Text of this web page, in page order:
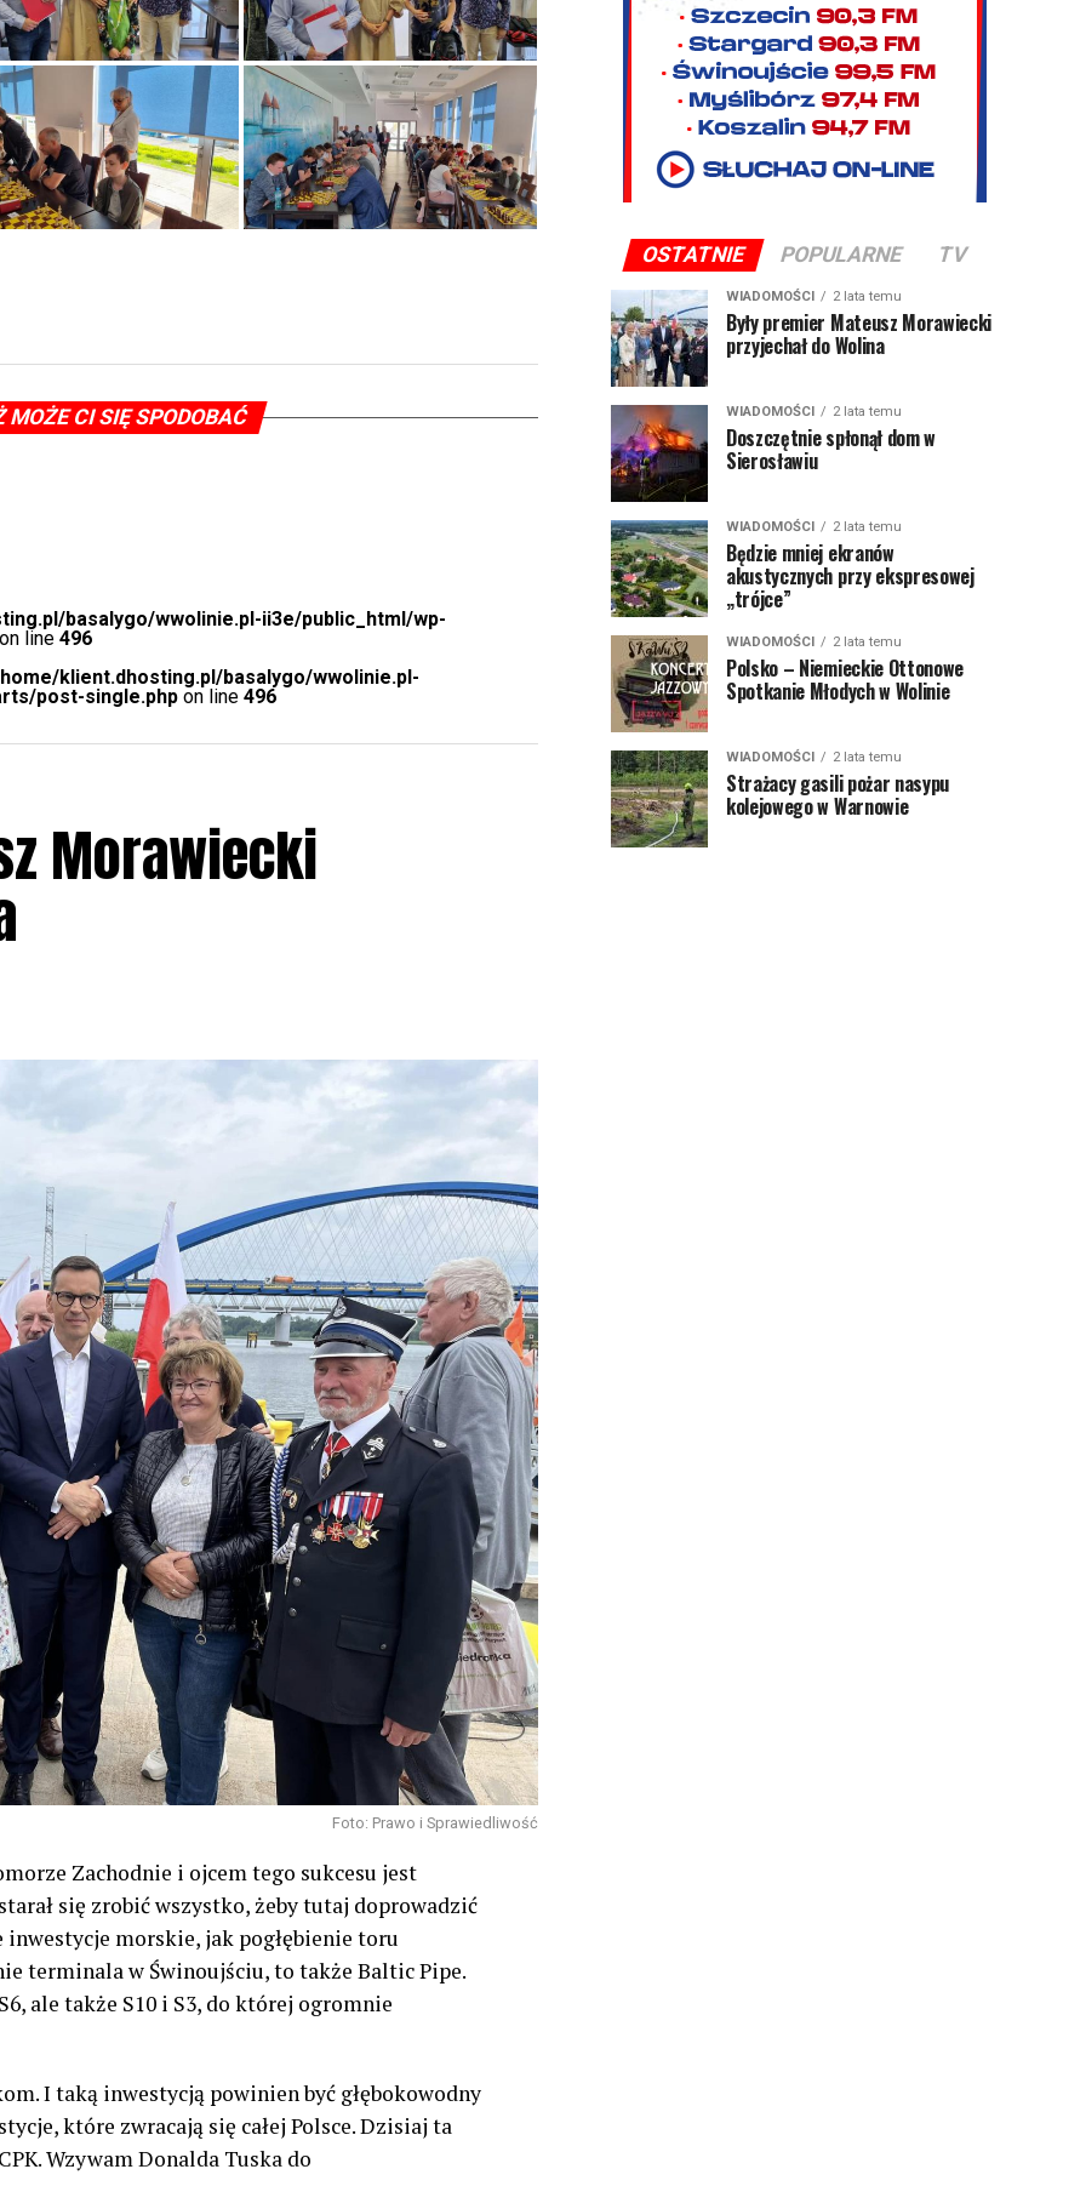
MOŻE CI SIĘ SPODOBAĆ
basalygo/wwolinie.pl-ii3e/public_html/wp-
on line 496
klient.dhosting.pl/basalygo/wwolinie.pl-
post-single.php on line 496
Morawiecki
Foto: Prawo i Sprawiedliwość
Zachodnie i ojcem tego sukcesu jest
się zrobić wszystko, żeby tutaj doprowadzić
morskie, jak pogłębienie toru
terminala w Świnoujściu, to także Baltic Pipe.
ale także S10 i S3, do której ogromnie
I taką inwestycją powinien być głębokowodny
które zwracają się całej Polsce. Dzisiaj ta
Wzywam Donalda Tuska do
OSTATNIE POPULARNE TV
WIADOMOŚCI 2 lata temu
Były premier Mateusz Morawiecki
przyjechał do Wolina
WIADOMOŚCI 2 lata temu
Doszczętnie spłonął dom w
Sierosławiu
WIADOMOŚCI 2 lata temu
Będzie mniej ekranów
akustycznych przy ekspresowej
„trójce”
WIADOMOŚCI 2 lata temu
Polsko – Niemieckie Ottonowe
Spotkanie Młodych w Wolinie
WIADOMOŚCI 2 lata temu
Strażacy gasili pożar nasypu
kolejowego w Warnowie